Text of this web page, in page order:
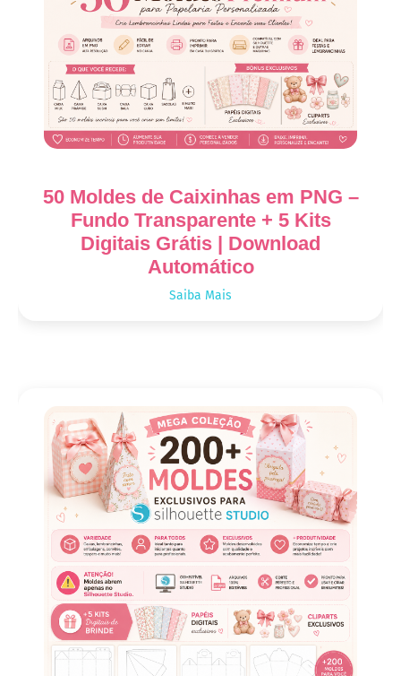
50 Moldes de Caixinhas em PNG –
Fundo Transparente + 5 Kits
Digitais Grátis | Download
Automático
Saiba Mais